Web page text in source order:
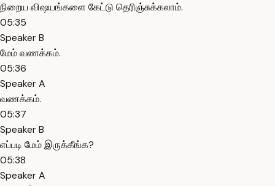
நிறைய விஷயங்களை கேட்டு தெரிஞ்சுக்கலாம்.
05:35
Speaker B
மேம் வணக்கம்.
05:36
Speaker A
வணக்கம்.
05:37
Speaker B
எப்படி மேம் இருக்கீங்க?
05:38
Speaker A